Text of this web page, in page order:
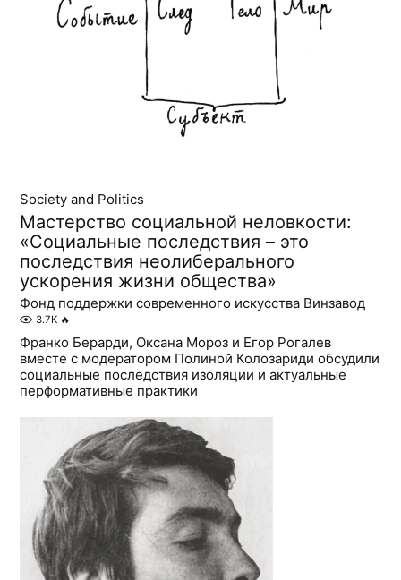
Society and Politics
Мастерство социальной неловкости:
«Социальные последствия – это
последствия неолиберального
ускорения жизни общества»
Фонд поддержки современного искусства Винзавод
3.7K 🔥
Франко Берарди, Оксана Мороз и Егор Рогалев
вместе с модератором Полиной Колозариди обсудили
социальные последствия изоляции и актуальные
перформативные практики